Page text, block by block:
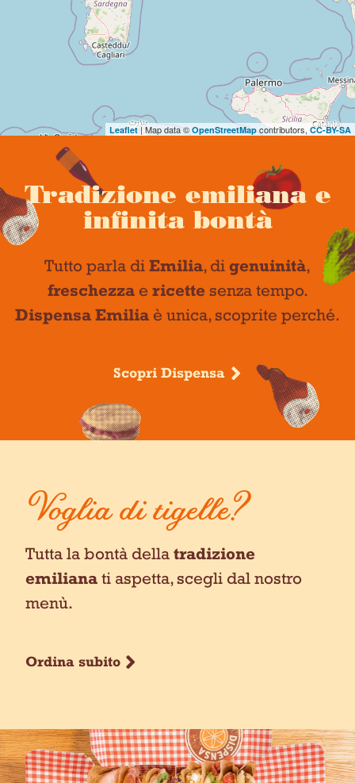
Leaflet| Map data © OpenStreetMap contributors, CC-BY-SA
Tradizione emiliana e
infinita bontà
Tutto parla di Emilia, di genuinità,
freschezza e ricette senza tempo.
Dispensa Emilia è unica, scoprite perché.
Scopri Dispensa
Voglia di tigelle?
Tutta la bontà dellatradizione
emilianati aspetta, scegli dal nostro
menù.
Ordina subito